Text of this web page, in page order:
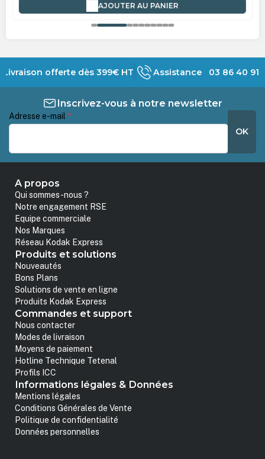
AJOUTER AU PANIER
Livraison offerte dès 399€ HT Assistance 03 86 40 91
Inscrivez-vous à notre newsletter
Adresse e-mail *
OK
A propos
Qui sommes-nous ?
Notre engagement RSE
Equipe commerciale
Nos Marques
Réseau Kodak Express
Produits et solutions
Nouveautés
Bons Plans
Solutions de vente en ligne
Produits Kodak Express
Commandes et support
Nous contacter
Modes de livraison
Moyens de paiement
Hotline Technique Tetenal
Profils ICC
Informations légales & Données
Mentions légales
Conditions Générales de Vente
Politique de confidentialité
Données personnelles